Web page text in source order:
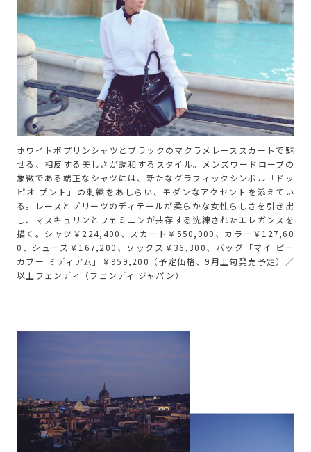
ホワイトポプリンシャツとブラックのマクラメレーススカートで魅
せる、相反する美しさが調和するスタイル。メンズワードローブの
象徴である端正なシャツには、新たなグラフィックシンボル「ドッ
ピオ プント」の刺繍をあしらい、モダンなアクセントを添えてい
る。レースとプリーツのディテールが柔らかな女性らしさを引き出
し、マスキュリンとフェミニンが共存する洗練されたエレガンスを
描く。シャツ￥224,400、スカート￥550,000、カラー￥127,60
0、シューズ￥167,200、ソックス￥36,300、バッグ「マイ ピー
カブー ミディアム」￥959,200（予定価格、9月上旬発売予定）／
以上フェンディ（フェンディ ジャパン）